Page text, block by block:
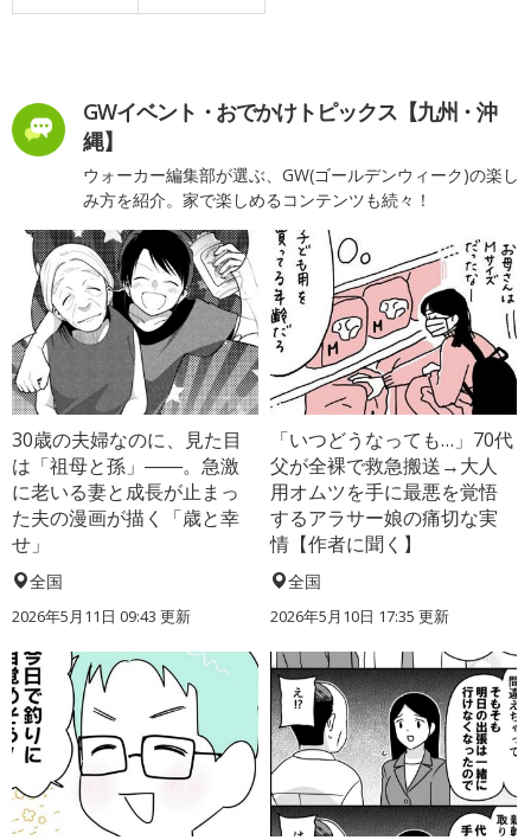
GWイベント・おでかけトピックス【九州・沖
縄】
ウォーカー編集部が選ぶ、GW(ゴールデンウィーク)の楽し
み方を紹介。家で楽しめるコンテンツも続々！
30歳の夫婦なのに、見た目
は「祖母と孫」――。急激
に老いる妻と成長が止まっ
た夫の漫画が描く「歳と幸
せ」
全国
2026年5月11日 09:43 更新
「いつどうなっても…」70代
父が全裸で救急搬送→大人
用オムツを手に最悪を覚悟
するアラサー娘の痛切な実
情【作者に聞く】
全国
2026年5月10日 17:35 更新